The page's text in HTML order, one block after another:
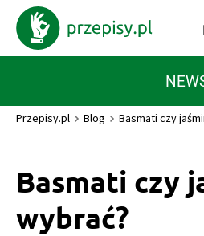
Przepisy.pl Blog Basmati czy
Basmati czy
wybrać?